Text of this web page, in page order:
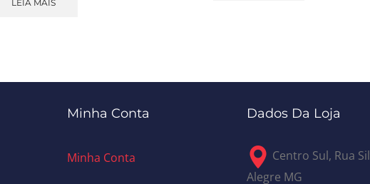
LEIA MAIS
Minha Conta
Minha Conta
Dados Da Loja
Centro Sul, Rua
Alegre MG